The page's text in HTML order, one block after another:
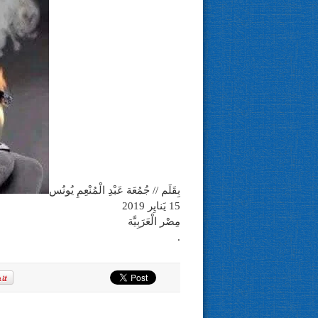
بِقَلَم // جُمُعَة عَبْدِ الْمُنْعِمِ يُونُس
15 يَنايِر 2019
مِصْر الْعَرَبِيَّة
.